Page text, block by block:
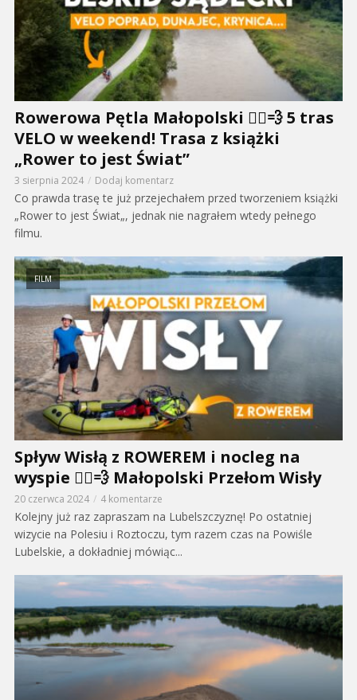
Rowerowa Pętla Małopolski 🚴‍♂️💨 5 tras
VELO w weekend! Trasa z książki
„Rower to jest Świat”
3 sierpnia 2024 Dodaj komentarz
Co prawda trasę te już przejechałem przed tworzeniem książki
„Rower to jest Świat„, jednak nie nagrałem wtedy pełnego
filmu.
FILM
Spływ Wisłą z ROWEREM i nocleg na
wyspie 🚴‍♂️💨 Małopolski Przełom Wisły
20 czerwca 2024 4 komentarze
Kolejny już raz zapraszam na Lubelszczyznę! Po ostatniej
wizycie na Polesiu i Roztoczu, tym razem czas na Powiśle
Lubelskie, a dokładniej mówiąc...